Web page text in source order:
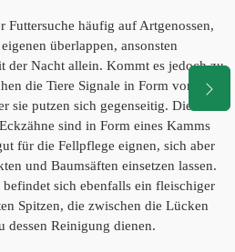
häufig auf Artgenossen,
überlappen, ansonsten
der Nacht allein. Kommt es jedoch zu
die Tiere Signale in Form von
sie putzen sich gegenseitig. Die
sind in Form eines Kamms
für die Fellpflege eignen, sich aber
und Baumsäften einsetzen lassen.
sich ebenfalls ein fleischiger
Spitzen, die zwischen die Lücken
dessen Reinigung dienen.